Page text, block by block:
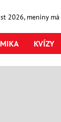
2026, meniny má
KVÍZY